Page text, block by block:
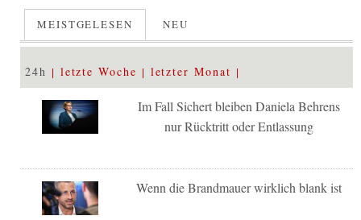
MEISTGELESEN NEU
24h letzte Woche letzter Monat
Im Fall Sichert bleiben Daniela Behrens
nur Rücktritt oder Entlassung
Wenn die Brandmauer wirklich blank ist